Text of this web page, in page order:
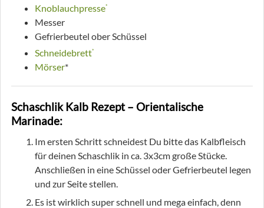
Knoblauchpresse*
Messer
Gefrierbeutel ober Schüssel
Schneidebrett*
Mörser*
Schaschlik Kalb Rezept – Orientalische
Marinade:
Im ersten Schritt schneidest Du bitte das Kalbfleisch
für deinen Schaschlik in ca. 3x3cm große Stücke.
Anschließen in eine Schüssel oder Gefrierbeutel legen
und zur Seite stellen.
Es ist wirklich super schnell und mega einfach, denn